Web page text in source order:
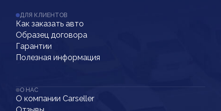
ДЛЯ КЛИЕНТОВ
Как заказать авто
Образец договора
Гарантии
Полезная информация
О НАС
О компании Carseller